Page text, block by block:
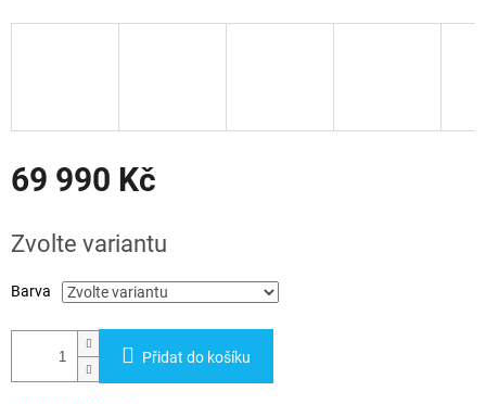
69 990 Kč
cena:
Zvolte variantu
Barva
Přidat do košíku